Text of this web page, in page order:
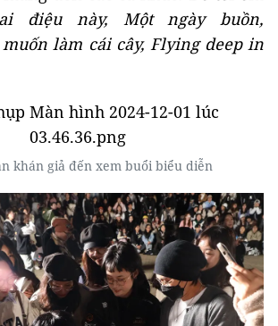
điệu này, Mộtngàybuồn,
muốnlàm cái cây, Flying deep in
khán giả đến xem buổi biểu diễn